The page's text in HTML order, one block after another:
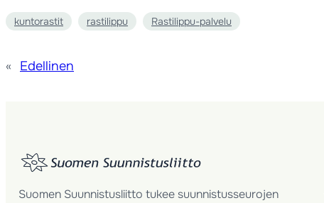
kuntorastit rastilippu Rastilippu-palvelu
« Edellinen
Suomen Suunnistusliitto tukee suunnistusseurojen